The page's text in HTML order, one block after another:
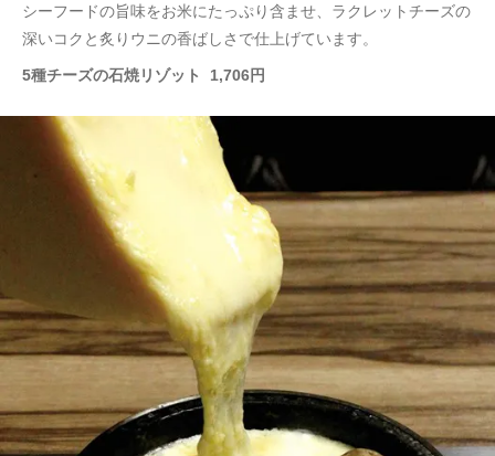
シーフードの旨味をお米にたっぷり含ませ、ラクレットチーズの
深いコクと炙りウニの香ばしさで仕上げています。
5種チーズの石焼リゾット 1,706円